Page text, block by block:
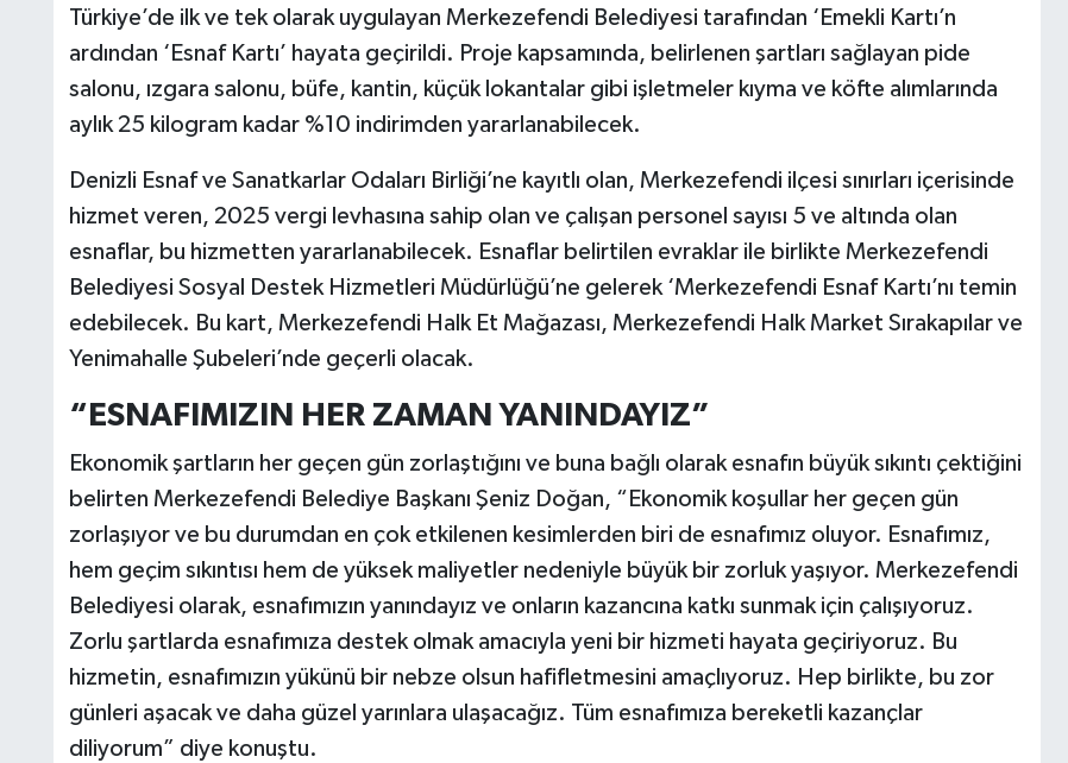
Türkiye’de ilk ve tek olarak uygulayan Merkezefendi Belediyesi tarafından ‘Emekli Kartı’n
ardından ‘Esnaf Kartı’ hayata geçirildi. Proje kapsamında, belirlenen şartları sağlayan pide
salonu, ızgara salonu, büfe, kantin, küçük lokantalar gibi işletmeler kıyma ve köfte alımlarında
aylık 25 kilogram kadar %10 indirimden yararlanabilecek.
Denizli Esnaf ve Sanatkarlar Odaları Birliği’ne kayıtlı olan, Merkezefendi ilçesi sınırları içerisinde
hizmet veren, 2025 vergi levhasına sahip olan ve çalışan personel sayısı 5 ve altında olan
esnaflar, bu hizmetten yararlanabilecek. Esnaflar belirtilen evraklar ile birlikte Merkezefendi
Belediyesi Sosyal Destek Hizmetleri Müdürlüğü’ne gelerek ‘Merkezefendi Esnaf Kartı’nı temin
edebilecek. Bu kart, Merkezefendi Halk Et Mağazası, Merkezefendi Halk Market Sırakapılar ve
Yenimahalle Şubeleri’nde geçerli olacak.
“ESNAFIMIZIN HER ZAMAN YANINDAYIZ”
Ekonomik şartların her geçen gün zorlaştığını ve buna bağlı olarak esnafın büyük sıkıntı çektiğini
belirten Merkezefendi Belediye Başkanı Şeniz Doğan, “Ekonomik koşullar her geçen gün
zorlaşıyor ve bu durumdan en çok etkilenen kesimlerden biri de esnafımız oluyor. Esnafımız,
hem geçim sıkıntısı hem de yüksek maliyetler nedeniyle büyük bir zorluk yaşıyor. Merkezefendi
Belediyesi olarak, esnafımızın yanındayız ve onların kazancına katkı sunmak için çalışıyoruz.
Zorlu şartlarda esnafımıza destek olmak amacıyla yeni bir hizmeti hayata geçiriyoruz. Bu
hizmetin, esnafımızın yükünü bir nebze olsun hafifletmesini amaçlıyoruz. Hep birlikte, bu zor
günleri aşacak ve daha güzel yarınlara ulaşacağız. Tüm esnafımıza bereketli kazançlar
diliyorum” diye konuştu.